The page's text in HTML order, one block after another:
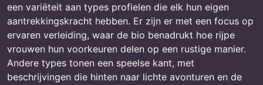
een variëteit aan types profielen die elk hun eigen
aantrekkingskracht hebben. Er zijn er met een focus op
ervaren verleiding, waar de bio benadrukt hoe rijpe
vrouwen hun voorkeuren delen op een rustige manier.
Andere types tonen een speelse kant, met
beschrijvingen die hinten naar lichte avonturen en de